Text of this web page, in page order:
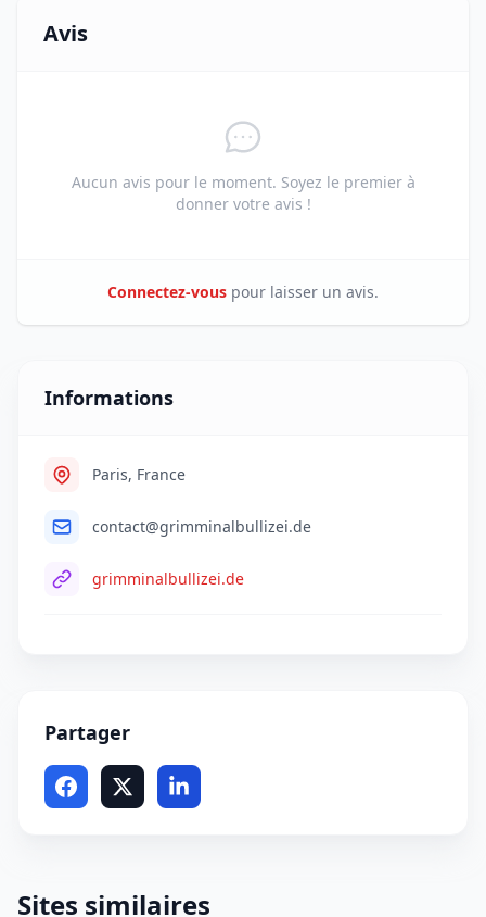
Avis
Aucun avis pour le moment. Soyez le premier à
donner votre avis !
Connectez-vous pour laisser un avis.
Informations
Paris, France
contact@grimminalbullizei.de
grimminalbullizei.de
Partager
Sites similaires